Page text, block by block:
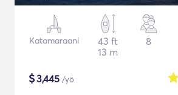
Katamaraani
43 ft
13 m
8
$3,445 /yö